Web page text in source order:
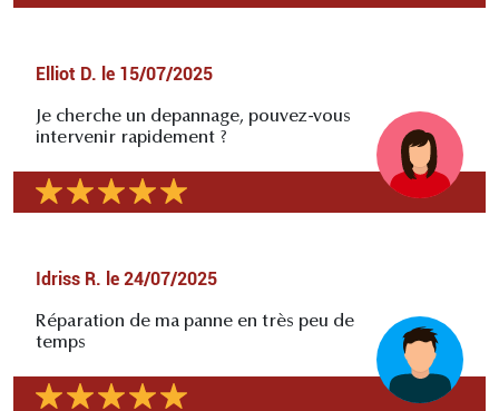
Elliot D. le 15/07/2025
Je cherche un depannage, pouvez-vous
intervenir rapidement ?
Idriss R. le 24/07/2025
Réparation de ma panne en très peu de
temps